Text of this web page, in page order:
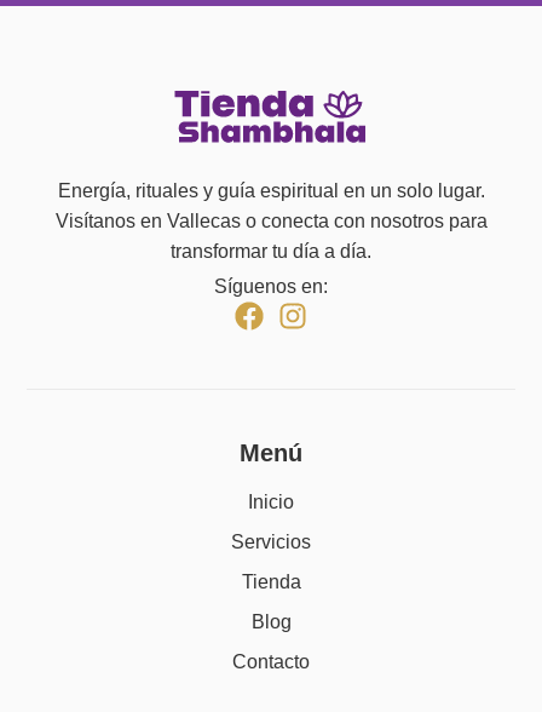
Energía, rituales y guía espiritual en un solo lugar.
Visítanos en Vallecas o conecta con nosotros para
transformar tu día a día.
Síguenos en:
Menú
Inicio
Servicios
Tienda
Blog
Contacto